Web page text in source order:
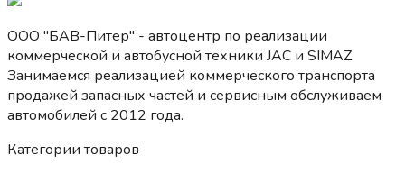
ООО "БАВ-Питер" - автоцентр по реализации
коммерческой и автобусной техники JAC и SIMAZ.
Занимаемся реализацией коммерческого транспорта
продажей запасных частей и сервисным обслуживаем
автомобилей c 2012 года.
Категории товаров